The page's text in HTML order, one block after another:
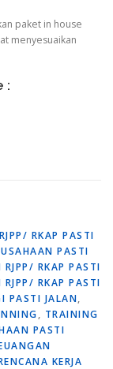
paket in house
menyesuaikan
:
RKAP PASTI
PASTI
RKAP PASTI
RKAP PASTI
PASTI JALAN,
, TRAINING
PASTI
KERJA